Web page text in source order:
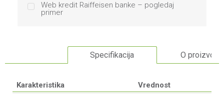
Web kredit Raiffeisen banke – pogledaj
primer
Specifikacija O proizvodu
Karakteristika
Vrednost